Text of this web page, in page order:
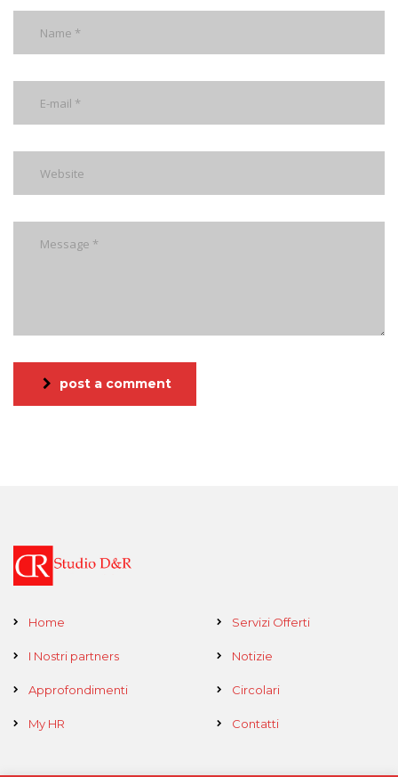
post a comment
Home Servizi Offerti
I Nostri partners Notizie
Approfondimenti Circolari
My HR Contatti